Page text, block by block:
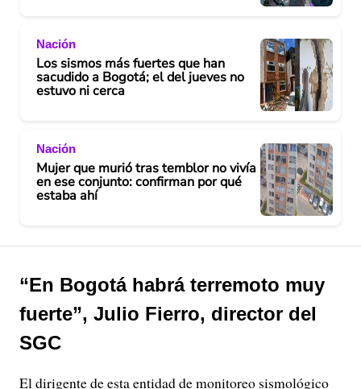
Nación
Los sismos más fuertes que han
sacudido a Bogotá; el del jueves no
estuvo ni cerca
Nación
Mujer que murió tras temblor no vivía
en ese conjunto: confirman por qué
estaba ahí
“En Bogotá habrá terremoto muy
fuerte”, Julio Fierro, director del
SGC
El dirigente de esta entidad de monitoreo sismológico